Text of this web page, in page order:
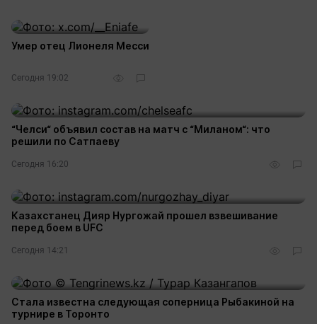
Умер отец Лионеля Месси
Сегодня 19:02
“Челси“ объявил состав на матч с “Миланом“: что
решили по Сатпаеву
Сегодня 16:20
Казахстанец Дияр Нургожай прошел взвешивание
перед боем в UFC
Сегодня 14:21
Стала известна следующая соперница Рыбакиной на
турнире в Торонто